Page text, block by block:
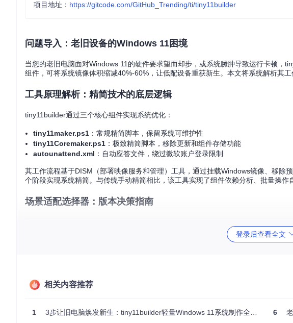
项目地址： https://gitcode.com/GitHub_Trending/ti/tiny11builder
问题导入：老旧设备的Windows 11困境
当您的老旧电脑面对Windows 11的硬件要求望而却步，或系统臃肿导致运行卡顿，
组件，可将系统镜像体积缩减40%-60%，让低配设备重获新生。本文将系统解析其
工具原理解析：精简技术的底层逻辑
tiny11builder通过三个核心组件实现系统优化：
tiny11maker.ps1 ：常规精简脚本，保留系统可维护性
tiny11Coremaker.ps1 ：极致精简脚本，移除更新和组件存储功能
autounattend.xml ：自动应答文件，绕过微软账户登录限制
其工作流程基于DISM（部署映像服务和管理）工具，通过挂载Windows镜像、移除
个阶段实现系统精简。与传统手动精简相比，该工具实现了组件依赖分析、批量操作
场景适配选择器：版本决策指南
tiny11Coremaker.ps1
极限精简版
镜像大小
性能表现
启动速度提升30%，运行流畅
启动速度提升50%，功能受限
登录后查看全文
相关内容推荐
1 3步让旧电脑焕发新生：tiny11builder轻量Windows 11系统制作全指南 6